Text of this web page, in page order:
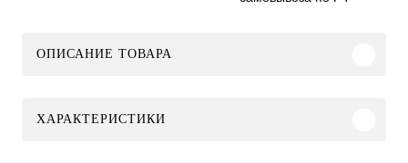
ОПИСАНИЕ ТОВАРА
ХАРАКТЕРИСТИКИ